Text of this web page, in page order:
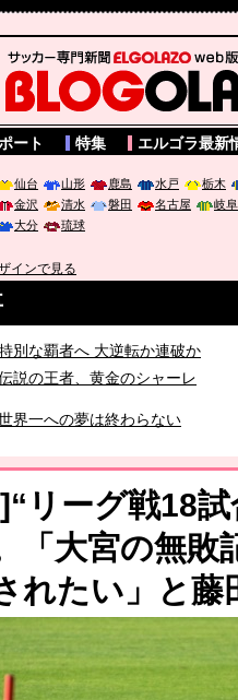
ELGOLAZO web版 BLOGOLA
ート 特集 エルゴラ最新
仙台 山形 鹿島 水戸 栃木
金沢 清水 磐田 名古屋 岐阜
大分 琉球
インで見る
別な覇者へ 大逆転か連破か
丸。日本出陣
上最大のW杯開幕 注目は「個」
リーグ戦18
「大宮の無敗
れたい」と藤